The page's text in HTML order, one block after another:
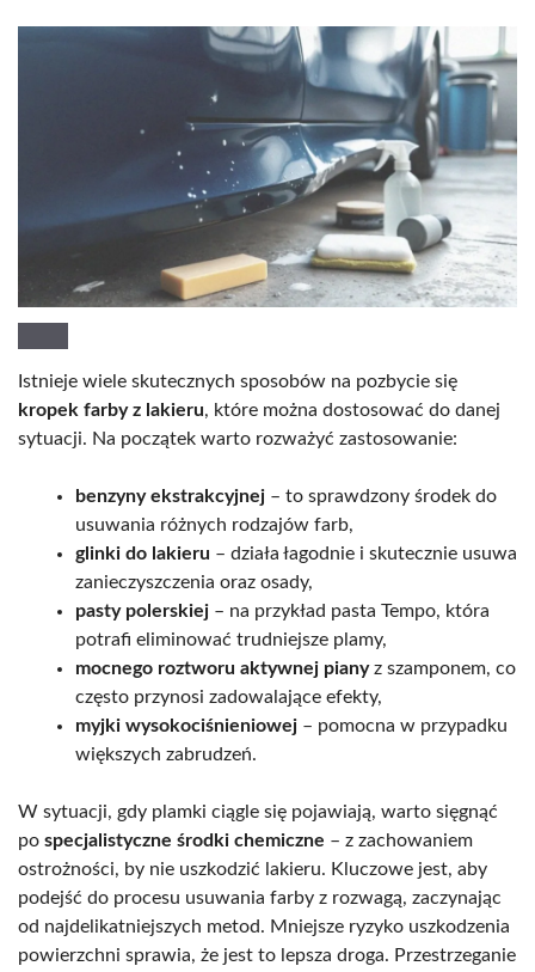
Istnieje wiele skutecznych sposobów na pozbycie się
kropek farby z lakieru, które można dostosować do danej
sytuacji. Na początek warto rozważyć zastosowanie:
benzyny ekstrakcyjnej – to sprawdzony środek do
usuwania różnych rodzajów farb,
glinki do lakieru – działa łagodnie i skutecznie usuwa
zanieczyszczenia oraz osady,
pasty polerskiej – na przykład pasta Tempo, która
potrafi eliminować trudniejsze plamy,
mocnego roztworu aktywnej pianyz szamponem, co
często przynosi zadowalające efekty,
myjki wysokociśnieniowej – pomocna w przypadku
większych zabrudzeń.
W sytuacji, gdy plamki ciągle się pojawiają, warto sięgnąć
po specjalistyczne środki chemiczne – z zachowaniem
ostrożności, by nie uszkodzić lakieru. Kluczowe jest, aby
podejść do procesu usuwania farby z rozwagą, zaczynając
od najdelikatniejszych metod. Mniejsze ryzyko uszkodzenia
powierzchni sprawia, że jest to lepsza droga. Przestrzeganie